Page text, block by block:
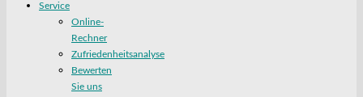
Service
Online-
Rechner
Zufriedenheitsanalyse
Bewerten
Sie uns